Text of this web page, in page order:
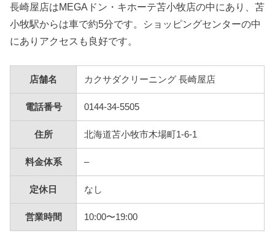
長崎屋店はMEGAドン・キホーテ苫小牧店の中にあり、苫
小牧駅からは車で約5分です。ショッピングセンターの中
にありアクセスも良好です。
店舗名 カクサダクリーニング 長崎屋店
電話番号 0144-34-5505
住所 北海道苫小牧市木場町1-6-1
料金体系 –
定休日 なし
営業時間 10:00〜19:00